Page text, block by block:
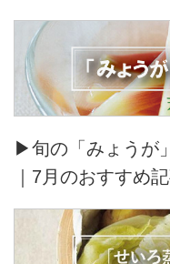
▶旬の「みょうが
｜7月のおすすめ